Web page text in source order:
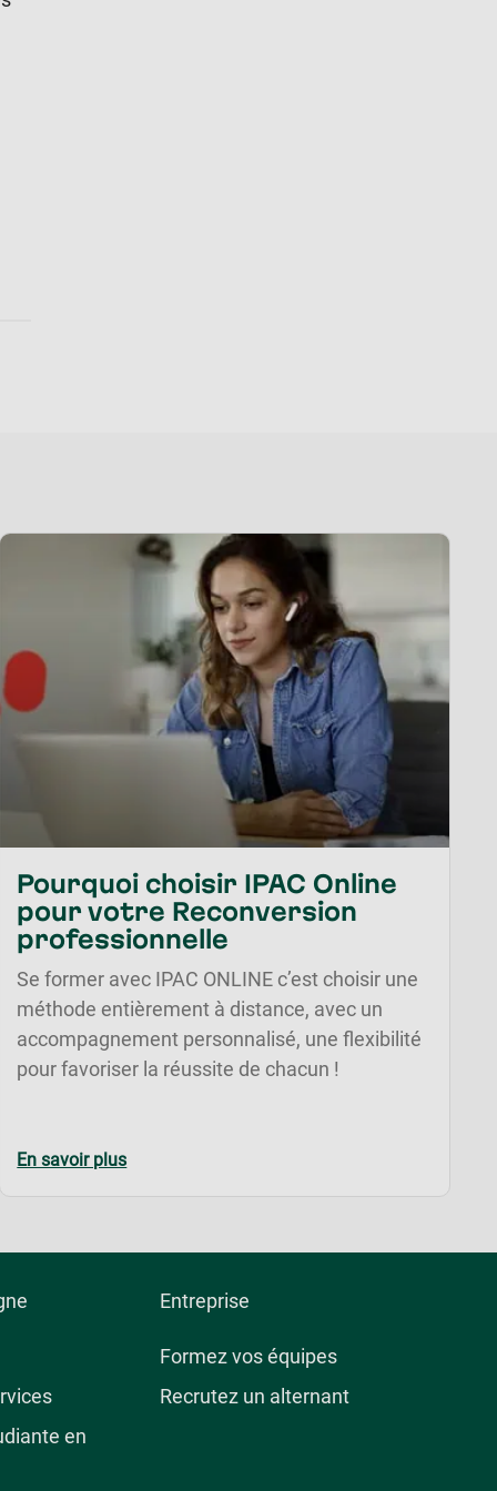
Pourquoi choisir IPAC Online
pour votre Reconversion
professionnelle
Se former avec IPAC ONLINE c’est choisir une
méthode entièrement à distance, avec un
accompagnement personnalisé, une flexibilité
pour favoriser la réussite de chacun !
En savoir plus
en
Entreprise
Formez vos équipes
Recrutez un alternant